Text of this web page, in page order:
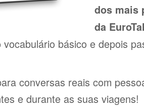
dos mais
da
vocabulário básico e depois
conversas reais com
e durante as suas viagens!